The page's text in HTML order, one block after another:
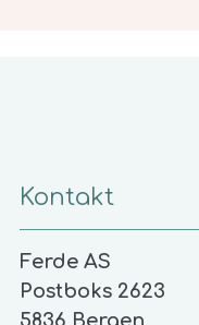
Kontakt
Ferde AS
Postboks 2623
5836 Bergen